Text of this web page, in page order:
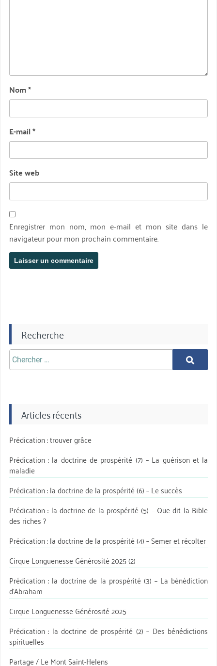
Nom*
E-mail*
Site web
Enregistrer mon nom, mon e-mail et mon site dans le
navigateur pour mon prochain commentaire.
Recherche
Chercher
aprè:
Chercher
Articles récents
Prédication : trouver grâce
Prédication : la doctrine de prospérité (7) – La guérison et la
maladie
Prédication : la doctrine de la prospérité (6) – Le succès
Prédication : la doctrine de la prospérité (5) – Que dit la Bible
des riches ?
Prédication : la doctrine de la prospérité (4) – Semer et récolter
Cirque Longuenesse Générosité 2025 (2)
Prédication : la doctrine de la prospérité (3) – La bénédiction
d’Abraham
Cirque Longuenesse Générosité 2025
Prédication : la doctrine de prospérité (2) – Des bénédictions
spirituelles
Partage / Le Mont Saint-Helens